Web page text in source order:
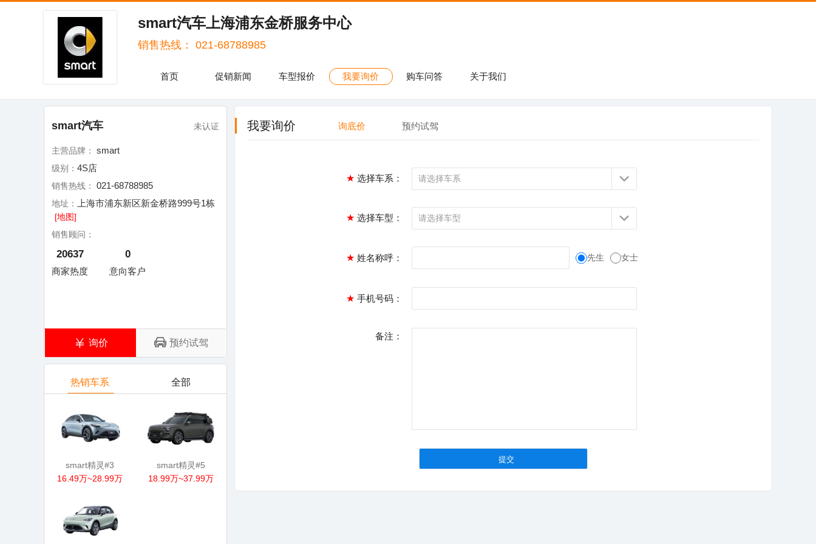
smart汽车上海浦东金桥服务中心
销售热线： 021-68788985
首页 促销新闻 车型报价 我要询价 购车问答 关于我们
smart汽车 未认证
主营品牌： smart
级别： 4S店
销售热线： 021-68788985
地址： 上海市浦东新区新金桥路999号1栋
[地图]
销售顾问：
20637
商家热度
0
意向客户
询价 预约试驾
热销车系 全部
smart精灵#3
16.49万~28.99万
smart精灵#5
18.99万~37.99万
我要询价 询底价 预约试驾
★ 选择车系：
★ 选择车型：
★ 姓名称呼： 先生 女士
★ 手机号码：
备注：